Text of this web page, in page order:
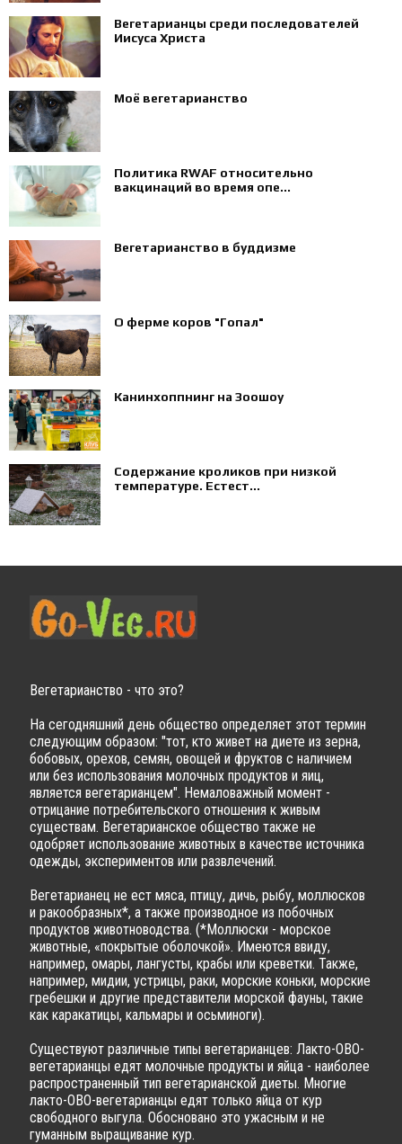
Вегетарианцы среди последователей
Иисуса Христа
Моё вегетарианство
Политика RWAF относительно
вакцинаций во время опе...
Вегетарианство в буддизме
О ферме коров "Гопал"
Канинхоппнинг на Зоошоу
Содержание кроликов при низкой
температуре. Естест...
Вегетарианство - что это?
На сегодняшний день общество определяет этот термин
следующим образом: "тот, кто живет на диете из зерна,
бобовых, орехов, семян, овощей и фруктов с наличием
или без использования молочных продуктов и яиц,
является вегетарианцем". Немаловажный момент -
отрицание потребительского отношения к живым
существам. Вегетарианское общество также не
одобряет использование животных в качестве источника
одежды, экспериментов или развлечений.
Вегетарианец не ест мяса, птицу, дичь, рыбу, моллюсков
и ракообразных*, а также производное из побочных
продуктов животноводства. (*Моллюски - морское
животные, «покрытые оболочкой». Имеются ввиду,
например, омары, лангусты, крабы или креветки. Также,
например, мидии, устрицы, раки, морские коньки, морские
гребешки и другие представители морской фауны, такие
как каракатицы, кальмары и осьминоги).
Существуют различные типы вегетарианцев: Лакто-ОВО-
вегетарианцы едят молочные продукты и яйца - наиболее
распространенный тип вегетарианской диеты. Многие
лакто-ОВО-вегетарианцы едят только яйца от кур
свободного выгула. Обосновано это ужасным и не
гуманным выращивание кур.